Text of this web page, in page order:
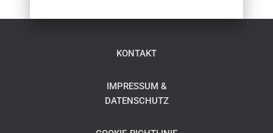
KONTAKT
IMPRESSUM &
DATENSCHUTZ